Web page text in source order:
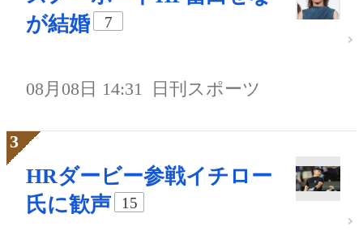
が結婚
7
08月08日 14:31 日刊スポーツ
HRダービー参戦イチロー
氏に歓声
15